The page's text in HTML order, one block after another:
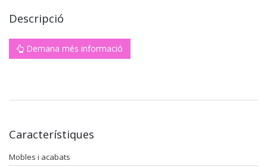
Descripció
Demana més informació
Característiques
Mobles i acabats